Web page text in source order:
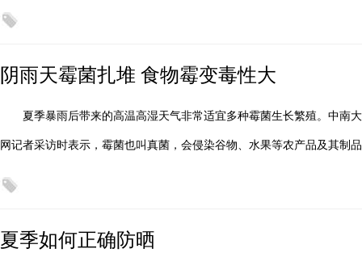
阴雨天霉菌扎堆 食物霉变毒性大
夏季暴雨后带来的高温高湿天气非常适宜多种霉菌生长繁殖。中南
网记者采访时表示，霉菌也叫真菌，会侵染谷物、水果等农产品及其制
夏季如何正确防晒